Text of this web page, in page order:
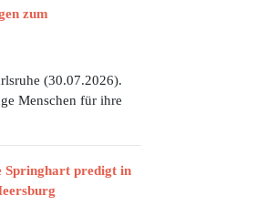
zum
(30.07.2026).
Menschen für ihre
Springhart predigt in